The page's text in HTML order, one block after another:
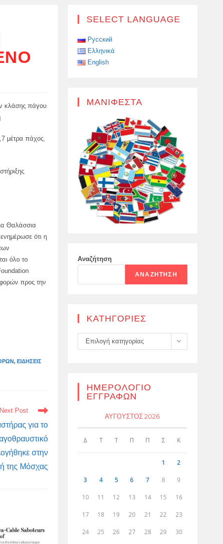
κλάσης πάγου
μέτρα πάχος.
Θαλάσσια
ότι η
όλο το
προς την
, ΕΙΔΉΣΕΙΣ
Next Post
για το
στην
της Μόσχας
SELECT LANGUAGE
Русский
Ελληνικά
English
ΜΑΝΙΦΈΣΤΑ
Αναζήτηση
ΑΝΑΖΉΤΗΣΗ
KΑΤΗΓΟΡΊΕΣ
Kατηγορίες
Επιλογή κατηγορίας
ΗΜΕΡΟΛΌΓΙΟ
ΕΓΓΡΑΦΏΝ
ΑΎΓΟΥΣΤΟΣ 2026
Δ Τ Τ Π Π Σ Κ
1 2
3 4 5 6 7 8 9
10 11 12 13 14 15 16
17 18 19 20 21 22 23
24 25 26 27 28 29 30